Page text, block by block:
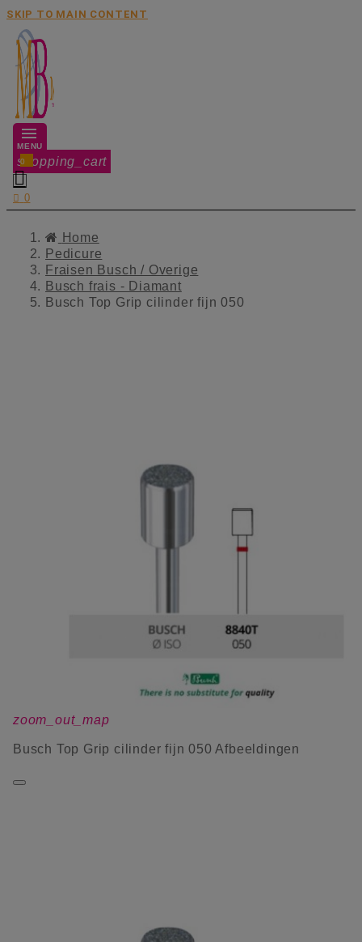
SKIP TO MAIN CONTENT
MENU
shopping_cart
0

 0
Home
Pedicure
Fraisen Busch / Overige
Busch frais - Diamant
Busch Top Grip cilinder fijn 050
zoom_out_map
Busch Top Grip cilinder fijn 050 Afbeeldingen